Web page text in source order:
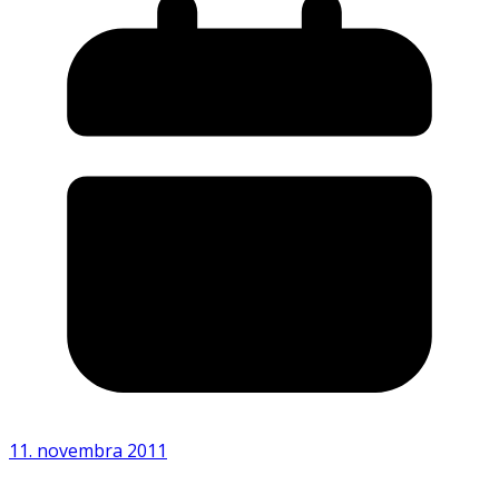
11. novembra 2011